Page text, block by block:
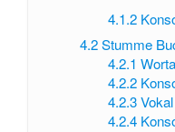
4.1.2
4.2 Stumme
4.2.1
4.2.2
4.2.3
4.2.4